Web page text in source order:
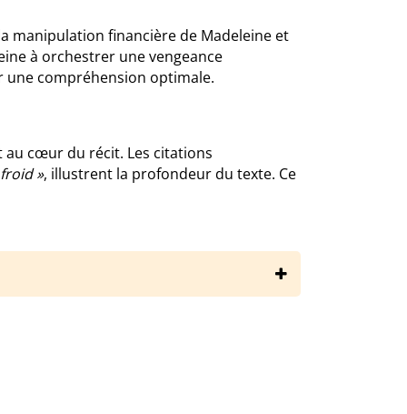
manipulation financière de Madeleine et
à orchestrer une vengeance
une compréhension optimale.
au cœur du récit. Les citations
», illustrent la profondeur du texte. Ce
lemaitre/couleurs-de-lincendie/resume